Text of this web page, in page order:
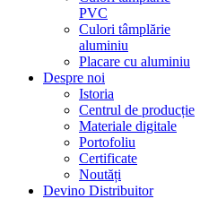
PVC
Culori tâmplărie
aluminiu
Placare cu aluminiu
Despre noi
Istoria
Centrul de producție
Materiale digitale
Portofoliu
Certificate
Noutăți
Devino Distribuitor